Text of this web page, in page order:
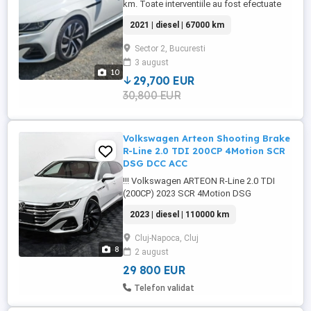
10
km. Toate interventiile au fost efectuate
anvelope 245 40 R19 - DOT 2025 Pirelli p
zero pz5 si jante Montevidelo 19 - Set roti
de iarna cu jante Sebring 8,0 x 18 si
anvelope Continental - Faruri IQ.Light LED
Matrix - ...
2021 | diesel | 67000 km
Sector 2, Bucuresti
3 august
29,700 EUR
30,800 EUR
8
Volkswagen Arteon Shooting Brake
R-Line 2.0 TDI 200CP 4Motion SCR
DSG DCC ACC
!!! Volkswagen ARTEON R-Line 2.0 TDI
(200CP) 2023 SCR 4Motion DSG
sasiu la cerere Specificații: * Culoare: Alb
perlat * Tip combustibil: Motorină *
Capacitate motor: 1968 cmc * Putere
motor: 200 CP * Transmisie: Automată
DSG * Standard de emisii: Euro 6 *
ISTORIC ...
2023 | diesel | 110000 km
Cluj-Napoca, Cluj
2 august
29 800 EUR
Telefon validat